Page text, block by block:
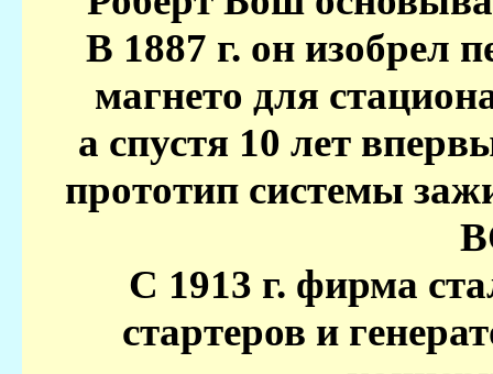
В 1887 г. он изобрел
магнето для
а спустя 10 лет
прототип системы
С 1913 г. фирма
стартеров и